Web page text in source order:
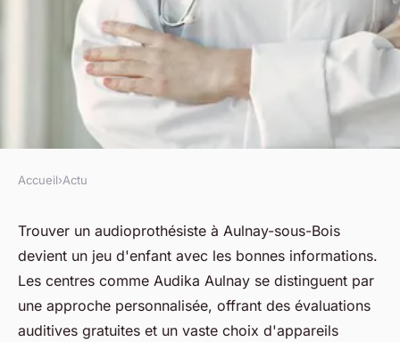
Trouver un audioprothésiste à
aulnay-sous-bois facilement
fabienne•22 avril 2025•6 min de lecture
Accueil›Actu
Trouver un audioprothésiste à Aulnay-sous-Bois
devient un jeu d'enfant avec les bonnes informations.
Les centres comme Audika Aulnay se distinguent par
une approche personnalisée, offrant des évaluations
auditives gratuites et un vaste choix d'appareils